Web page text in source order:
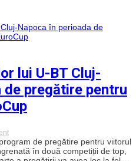
entuziasmantă
în
noul
Ligii
Naționale
baschet
lui U-BT Cluj-
de pregătire pentru
on
Programul
amicalelor
lui
de pregătire pentru viitorul
în două competiții de top,